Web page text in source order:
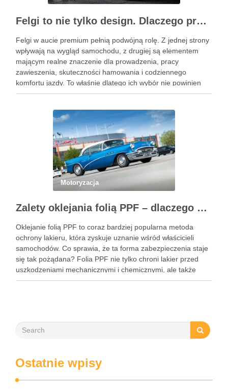
Felgi to nie tylko design. Dlaczego profesjonalny dobór jest ważniejszy niż niska cena na aukcji?
Felgi w aucie premium pełnią podwójną rolę. Z jednej strony
wpływają na wygląd samochodu, z drugiej są elementem
mającym realne znaczenie dla prowadzenia, pracy
zawieszenia, skuteczności hamowania i codziennego
komfortu jazdy. To właśnie dlatego ich wybór nie powinien
sprowadzać się wyłącznie do wzoru, koloru albo okazji
Motoryzacja
Zalety oklejania folią PPF – dlaczego warto zainwestować w ochronę lakieru?
Oklejanie folią PPF to coraz bardziej popularna metoda
ochrony lakieru, która zyskuje uznanie wśród właścicieli
samochodów. Co sprawia, że ta forma zabezpieczenia staje
się tak pożądana? Folia PPF nie tylko chroni lakier przed
uszkodzeniami mechanicznymi i chemicznymi, ale także
zachowuje estetykę pojazdu przez wiele lat. Dzięki swoim
Ostatnie wpisy